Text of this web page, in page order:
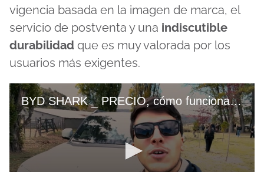
vigencia basada en la imagen de marca, el
servicio de postventa y una indiscutible
durabilidad que es muy valorada por los
usuarios más exigentes.
BYD SHARK _ PRECIO, cómo funciona el sistema eléctrico y qué trae